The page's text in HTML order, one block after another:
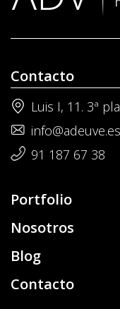
Contacto
Luis I, 11. 3ª
info@adeuve.es
91 187 67 38
Portfolio
Nosotros
Blog
Contacto